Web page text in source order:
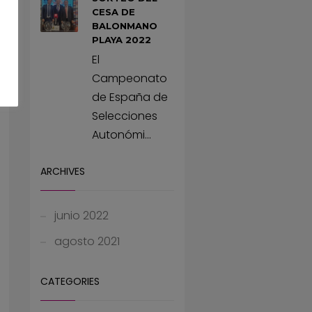
CESA DE
BALONMANO
PLAYA 2022
El
Campeonato
de España de
Selecciones
Autonómi...
ARCHIVES
junio 2022
agosto 2021
CATEGORIES